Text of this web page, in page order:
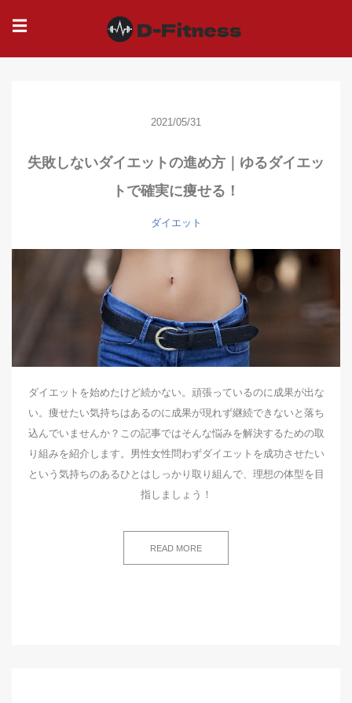
☰
2021/05/31
失敗しないダイエットの進め方｜ゆるダイエッ
トで確実に痩せる！
ダイエット
ダイエットを始めたけど続かない。頑張っているのに成果が出な
い。痩せたい気持ちはあるのに成果が現れず継続できないと落ち
込んでいませんか？この記事ではそんな悩みを解決するための取
り組みを紹介します。男性女性問わずダイエットを成功させたい
という気持ちのあるひとはしっかり取り組んで、理想の体型を目
指しましょう！
READ MORE